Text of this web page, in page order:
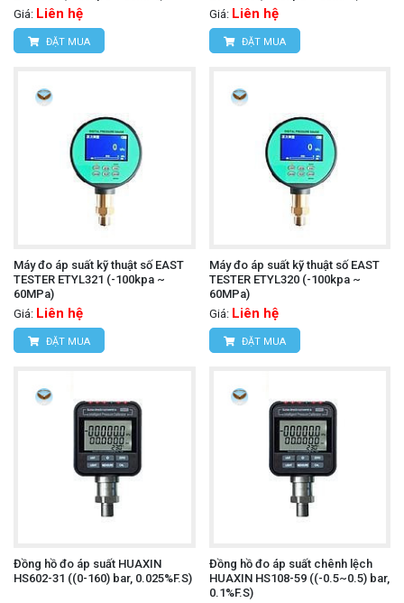
Giá: Liên hệ
ĐẶT MUA
Giá: Liên hệ
ĐẶT MUA
Máy đo áp suất kỹ thuật số EAST
TESTER ETYL321 (-100kpa ~
60MPa)
Giá: Liên hệ
ĐẶT MUA
Máy đo áp suất kỹ thuật số EAST
TESTER ETYL320 (-100kpa ~
60MPa)
Giá: Liên hệ
ĐẶT MUA
Đồng hồ đo áp suất HUAXIN
HS602-31 ((0-160) bar, 0.025%F.S)
Đồng hồ đo áp suất chênh lệch
HUAXIN HS108-59 ((-0.5~0.5) bar,
0.1%F.S)